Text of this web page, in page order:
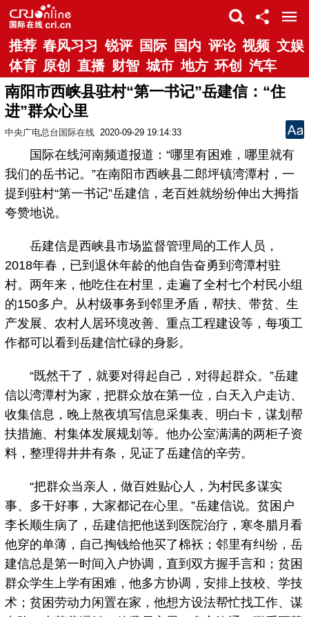
推荐 春风习习 锐评 国际 国内 评论 视频 文娱
体育 原创 直播 财智 城市 地方 环创 汽车
南阳市西峡县驻村“第一书记”岳建信：“住
进”群众心里
中央广电总台国际在线 2020-09-29 19:14:33
国际在线河南频道报道：“哪里有困难，哪里就有
我们的岳书记。”在南阳市西峡县二郎坪镇湾潭村，一
提到驻村“第一书记”岳建信，老百姓就纷纷伸出大拇指
夸赞地说。
岳建信是西峡县市场监督管理局的工作人员，
2018年春，已到退休年龄的他自告奋勇到湾潭村驻
村。两年来，他吃住在村里，走遍了全村七个村民小组
的150多户。从村级事务到邻里矛盾，帮扶、带贫、生
产发展、农村人居环境改善、重点工程建设等，每项工
作都可以看到岳建信忙碌的身影。
“既然干了，就要对得起自己，对得起群众。”岳建
信以湾潭村为家，把群众放在第一位，白天入户走访、
收集信息，晚上熬夜填写信息采集表、明白卡，谋划帮
扶措施、村集体发展规划等。他办公室满满的两柜子资
料，整理得井井有条，见证了岳建信的辛劳。
“把群众当亲人，做百姓贴心人，为村民多谋实
事、多干好事，大家都记在心里。”岳建信说。贫困户
李长顺生病了，岳建信把他送到医院治疗，寒冬腊月看
他穿的单薄，自己掏钱给他买了棉袄；邻里有纠纷，岳
建信总是第一时间入户协调，直到双方握手言和；贫困
群众学生上学有困难，他多方协调，安排上技校、学技
术；贫困劳动力闲置在家，他想方设法帮忙找工作、谋